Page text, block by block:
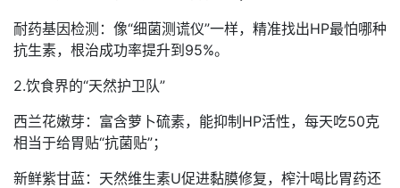
耐药基因检测：像“细菌测谎仪”一样，精准找出HP最怕哪种
抗生素，根治成功率提升到95%。
2.饮食界的“天然护卫队”
西兰花嫩芽：富含萝卜硫素，能抑制HP活性，每天吃50克
相当于给胃贴“抗菌贴”；
新鲜紫甘蓝：天然维生素U促进黏膜修复，榨汁喝比胃药还